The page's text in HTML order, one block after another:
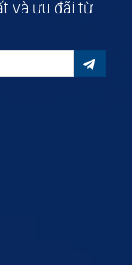
và ưu đãi từ